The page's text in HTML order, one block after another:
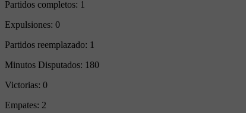
Partidos completos: 1
Expulsiones: 0
Partidos reemplazado: 1
Minutos Disputados: 180
Victorias: 0
Empates: 2